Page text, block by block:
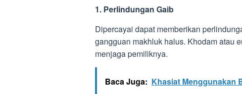
1. Perlindungan Gaib
Dipercayai dapat memberikan
gangguan makhluk halus. Khodam atau
menjaga pemiliknya.
Baca Juga: Khasiat Menggunakan